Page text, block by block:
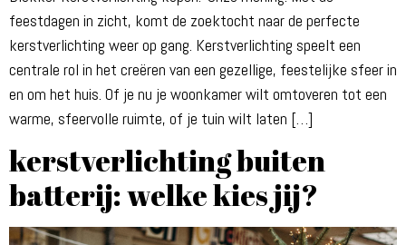
feestdagen in zicht, komt de zoektocht naar de perfecte
kerstverlichting weer op gang. Kerstverlichting speelt een
centrale rol in het creëren van een gezellige, feestelijke sfeer in
en om het huis. Of je nu je woonkamer wilt omtoveren tot een
warme, sfeervolle ruimte, of je tuin wilt laten […]
kerstverlichting buiten
batterij: welke kies jij?